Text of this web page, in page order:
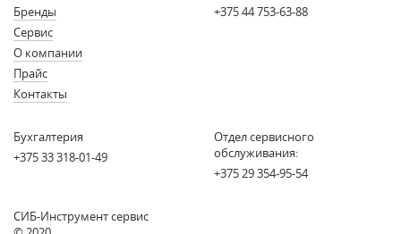
Бренды
Сервис
О компании
Прайс
Контакты
+375 44 753-63-88
Бухгалтерия
+375 33 318-01-49
Отдел сервисного
обслуживания:
+375 29 354-95-54
СИБ-Инструмент сервис